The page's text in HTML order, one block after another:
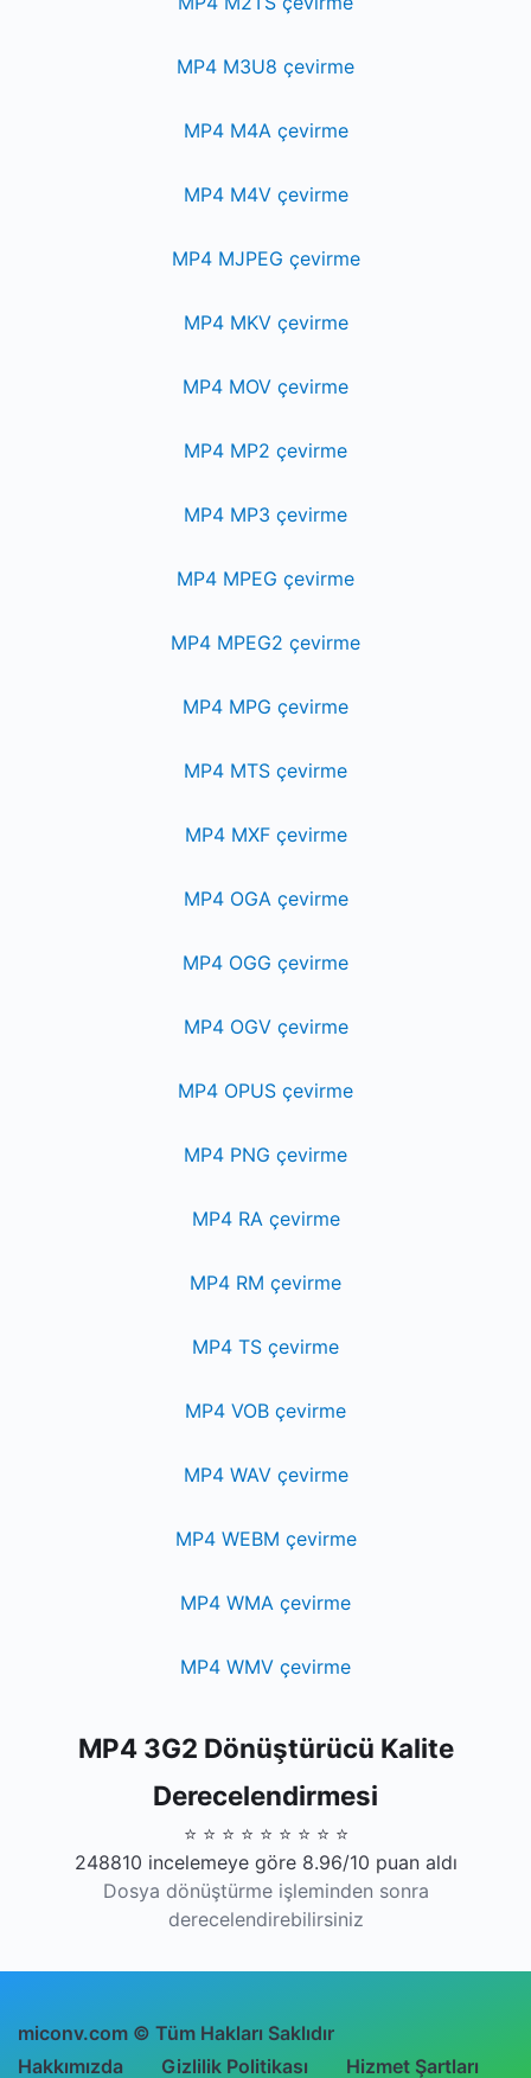
MP4 M3U8 çevirme
MP4 M4A çevirme
MP4 M4V çevirme
MP4 MJPEG çevirme
MP4 MKV çevirme
MP4 MOV çevirme
MP4 MP2 çevirme
MP4 MP3 çevirme
MP4 MPEG çevirme
MP4 MPEG2 çevirme
MP4 MPG çevirme
MP4 MTS çevirme
MP4 MXF çevirme
MP4 OGA çevirme
MP4 OGG çevirme
MP4 OGV çevirme
MP4 OPUS çevirme
MP4 PNG çevirme
MP4 RA çevirme
MP4 RM çevirme
MP4 TS çevirme
MP4 VOB çevirme
MP4 WAV çevirme
MP4 WEBM çevirme
MP4 WMA çevirme
MP4 WMV çevirme
MP4 3G2 Dönüştürücü Kalite
Derecelendirmesi
⭐ ⭐ ⭐ ⭐ ⭐ ⭐ ⭐ ⭐ ⭐
248810 incelemeye göre 8.96/10 puan aldı
Dosya dönüştürme işleminden sonra
derecelendirebilirsiniz
miconv.com © Tüm Hakları Saklıdır
Hakkımızda
Gizlilik Politikası Hizmet Şartları